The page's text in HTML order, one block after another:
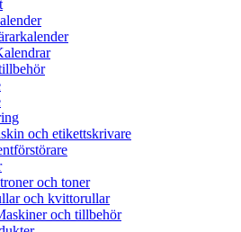
och etikettskrivare
och toner
och kvittorullar
och tillbehör